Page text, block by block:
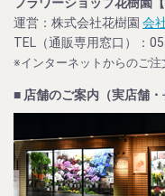
運営：株式会社花樹園 会
TEL（通販専用窓口）：
※インターネットからのご
■ 店舗のご案内（実店舗・